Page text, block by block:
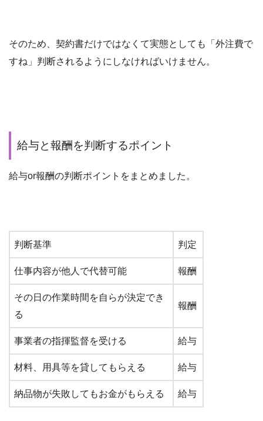
そのため、契約書だけではなくて実態としても「外注費で
すね」判断されるようにしなければいけません。
給与と報酬を判断するポイント
給与or報酬の判断ポイントをまとめました。
判断基準 判定
仕事内容が他人で代替可能 報酬
その日の作業時間を自らが決定でき
る
報酬
事業者の指揮監督を受ける 給与
材料、用具等を貸してもらえる 給与
納品物が失敗してもお金がもらえる 給与